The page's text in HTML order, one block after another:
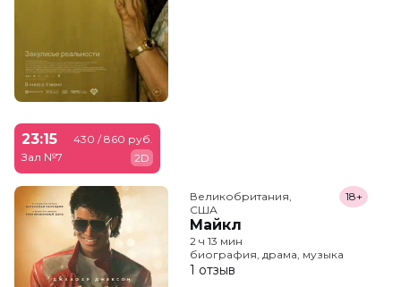
23:15
Зал №7
430 / 860 руб.
2D
Великобритания,
США
Майкл
18+
2 ч 13 мин
биография, драма, музыка
1 отзыв